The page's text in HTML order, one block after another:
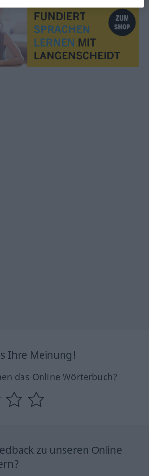
Ihre Meinung!
das Online Wörterbuch?
zu unseren Online